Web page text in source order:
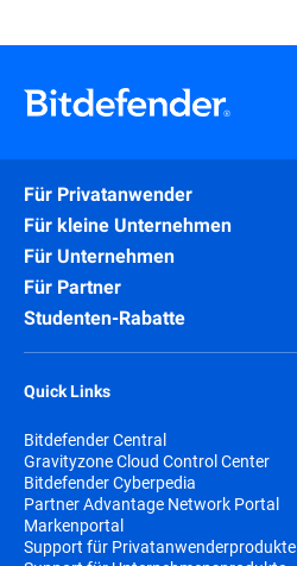
Für Privatanwender
Für kleine Unternehmen
Für Unternehmen
Für Partner
Studenten-Rabatte
Quick Links
Bitdefender Central
Gravityzone Cloud Control Center
Bitdefender Cyberpedia
Partner Advantage Network Portal
Markenportal
Support für Privatanwenderprodukte